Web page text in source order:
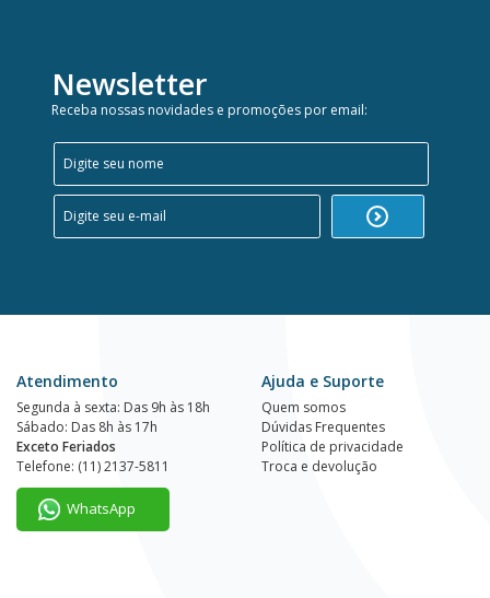
Newsletter
Receba nossas novidades e promoções por email:
Atendimento
Segunda à sexta: Das 9h às 18h
Sábado: Das 8h às 17h
Exceto Feriados
Telefone: (11) 2137-5811
WhatsApp
Ajuda e Suporte
Quem somos
Dúvidas Frequentes
Política de privacidade
Troca e devolução